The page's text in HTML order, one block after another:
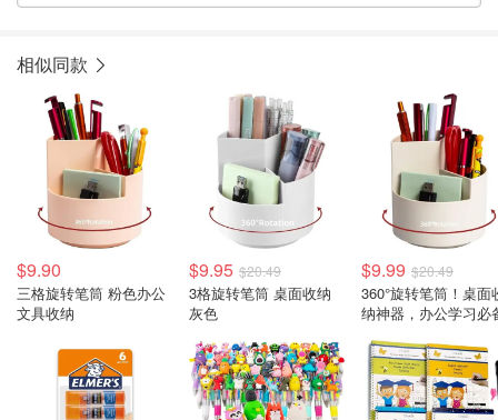
相似同款
$9.90
三格旋转笔筒 粉色办公
文具收纳
$9.95 $20.49
3格旋转笔筒 桌面收纳
灰色
$9.99 $20.49
360°旋转笔筒！桌面
纳神器，办公学习必